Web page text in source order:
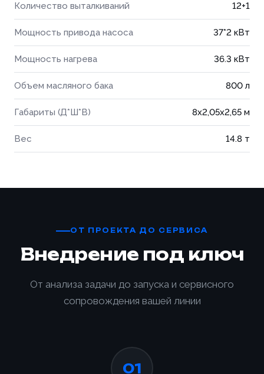
Количество выталкиваний 12+1
Мощность привода насоса 37*2 кВт
Мощность нагрева 36.3 кВт
Объем масляного бака 800 л
Габариты (Д*Ш*В) 8x2,05x2,65 м
Вес 14.8 т
ОТ ПРОЕКТА ДО СЕРВИСА
Внедрение под ключ
От анализа задачи до запуска и сервисного
сопровождения вашей линии
01